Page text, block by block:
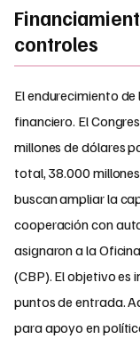
controles
El endurecimiento
financiero. El
millones de dólares
total, 38.000
buscan ampliar la
cooperación con
asignaron a la
(CBP). El objetivo es
puntos de entrada.
para apoyo en